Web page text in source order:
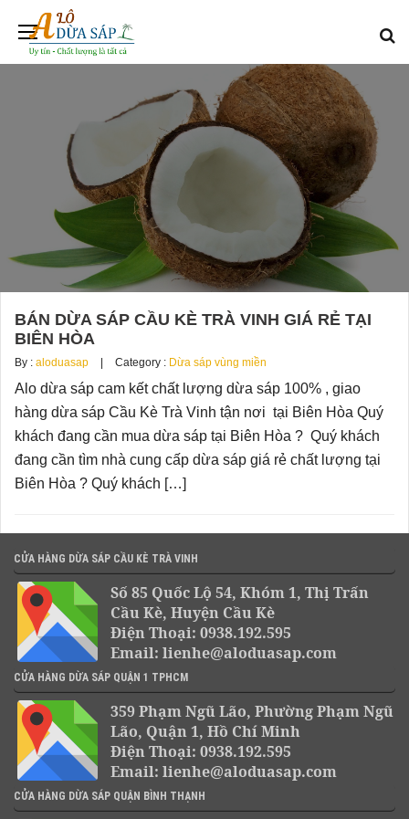
BÁN DỪA SÁP CẦU KÈ TRÀ VINH GIÁ RẺ TẠI
BIÊN HÒA
By : aloduasap Category : Dừa sáp vùng miền
Alo dừa sáp cam kết chất lượng dừa sáp 100% , giao
hàng dừa sáp Cầu Kè Trà Vinh tận nơi tại Biên Hòa Quý
khách đang cần mua dừa sáp tại Biên Hòa ? Quý khách
đang cần tìm nhà cung cấp dừa sáp giá rẻ chất lượng tại
Biên Hòa ? Quý khách […]
CỬA HÀNG DỪA SÁP CẦU KÈ TRÀ VINH
Số 85 Quốc Lộ 54, Khóm 1, Thị Trấn
Cầu Kè, Huyện Cầu Kè
Điện Thoại: 0938.192.595
Email: lienhe@aloduasap.com
CỬA HÀNG DỪA SÁP QUẬN 1 TPHCM
359 Phạm Ngũ Lão, Phường Phạm Ngũ
Lão, Quận 1, Hồ Chí Minh
Điện Thoại: 0938.192.595
Email: lienhe@aloduasap.com
CỬA HÀNG DỪA SÁP QUẬN BÌNH THẠNH